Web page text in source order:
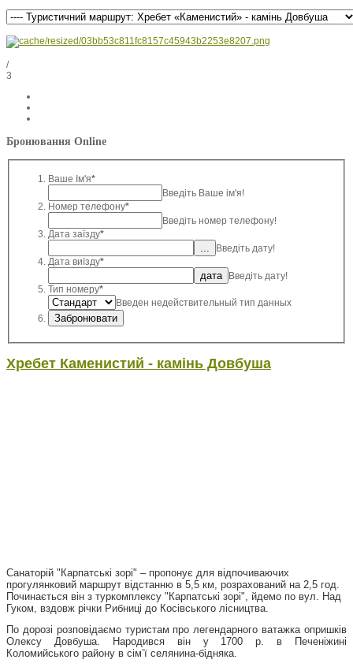
/
3
Бронювання Online
Ваше Ім'я*
Введіть Ваше ім'я!
Номер телефону*
Введіть номер телефону!
Дата заїзду*
Введіть дату!
Дата виїзду*
Введіть дату!
Тип номеру*
Введен недействительный тип данных
Хребет Каменистий - камінь Довбуша
Санаторій "Карпатські зорі" – пропонує для відпочиваючих
прогулянковий маршрут відстанню в 5,5 км, розрахований на 2,5 год.
Починається він з туркомплексу "Карпатські зорі", йдемо по вул. Над
Гуком, вздовж річки Рибниці до Косівського лісництва.
По дорозі розповідаємо туристам про легендарного ватажка опришків
Олексу Довбуша. Народився він у 1700 р. в Печеніжині
Коломийського району в сім’ї селянина-бідняка.